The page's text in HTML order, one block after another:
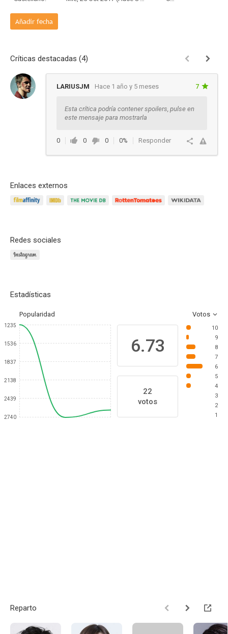
Añadir fecha
Críticas destacadas (4)
LARIUSJM Hace 1 año y 5 meses 7
Esta crítica podría contener spoilers, pulse en
este mensaje para mostrarla
0 0 0 0% Responder
Enlaces externos
Redes sociales
Estadísticas
Popularidad Votos
1235
1536
1837
2138
2439
2740
6.73
22
votos
10
9
8
7
6
5
4
3
2
1
Reparto